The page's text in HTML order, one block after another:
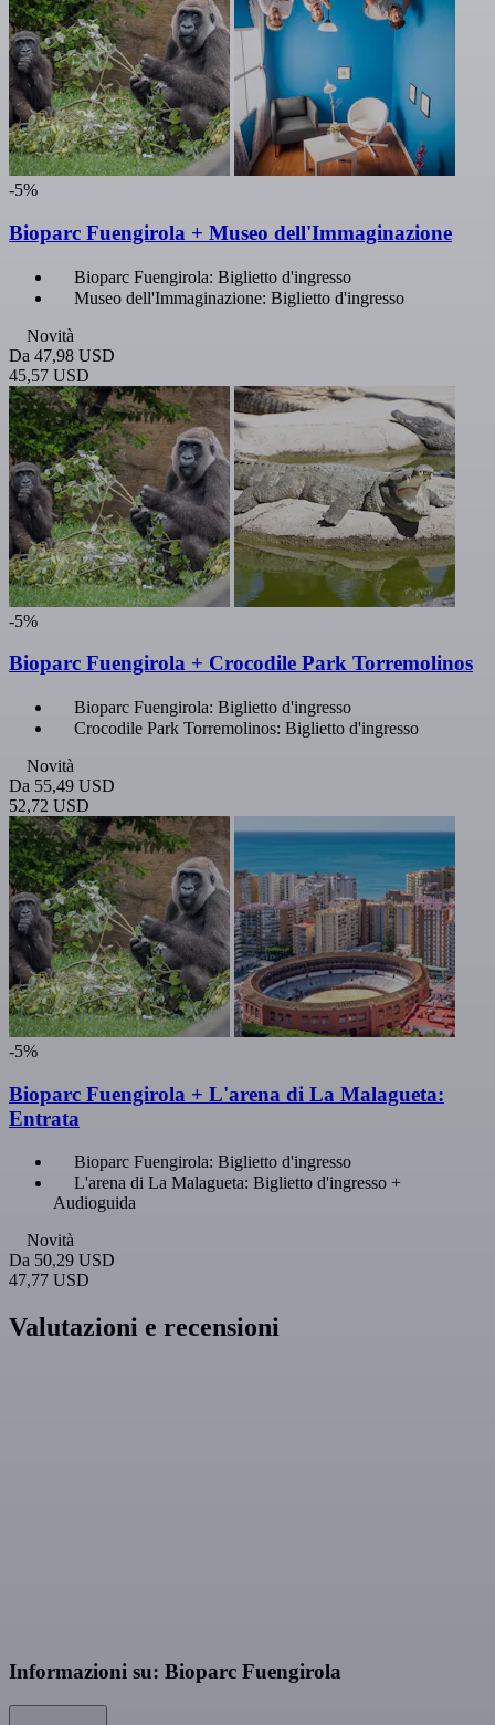
-5%
Bioparc Fuengirola + Museo dell'Immaginazione
Bioparc Fuengirola: Biglietto d'ingresso
Museo dell'Immaginazione: Biglietto d'ingresso
Novità
Da 47,98 USD
45,57 USD
-5%
Bioparc Fuengirola + Crocodile Park Torremolinos
Bioparc Fuengirola: Biglietto d'ingresso
Crocodile Park Torremolinos: Biglietto d'ingresso
Novità
Da 55,49 USD
52,72 USD
-5%
Bioparc Fuengirola + L'arena di La Malagueta:
Entrata
Bioparc Fuengirola: Biglietto d'ingresso
L'arena di La Malagueta: Biglietto d'ingresso +
Audioguida
Novità
Da 50,29 USD
47,77 USD
Valutazioni e recensioni
Informazioni su: Bioparc Fuengirola